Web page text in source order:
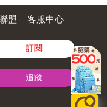
盟 客服中心
訂閱
追蹤